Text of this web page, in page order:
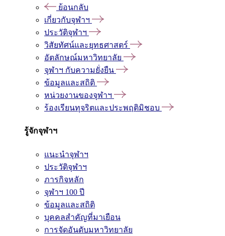
ย้อนกลับ
เกี่ยวกับจุฬาฯ
ประวัติจุฬาฯ
วิสัยทัศน์และยุทธศาสตร์
อัตลักษณ์มหาวิทยาลัย
จุฬาฯ กับความยั่งยืน
ข้อมูลและสถิติ
หน่วยงานของจุฬาฯ
ร้องเรียนทุจริตและประพฤติมิชอบ
รู้จักจุฬาฯ
แนะนำจุฬาฯ
ประวัติจุฬาฯ
ภารกิจหลัก
จุฬาฯ 100 ปี
ข้อมูลและสถิติ
บุคคลสำคัญที่มาเยือน
การจัดอันดับมหาวิทยาลัย